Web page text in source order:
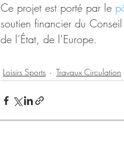
Ce projet est porté par le
soutien financier du
de l’État, de l’Europe.
Loisirs Sports Travaux Circulation